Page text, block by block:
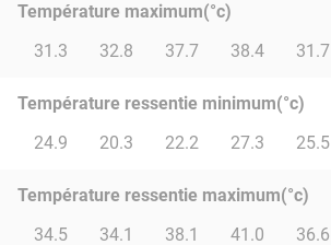
Température maximum(°c)
31.3
32.8 37.7 38.4 31.7
Température ressentie minimum(°c)
24.9
20.3 22.2 27.3 25.5
Température ressentie maximum(°c)
34.5
34.1 38.1 41.0 36.6